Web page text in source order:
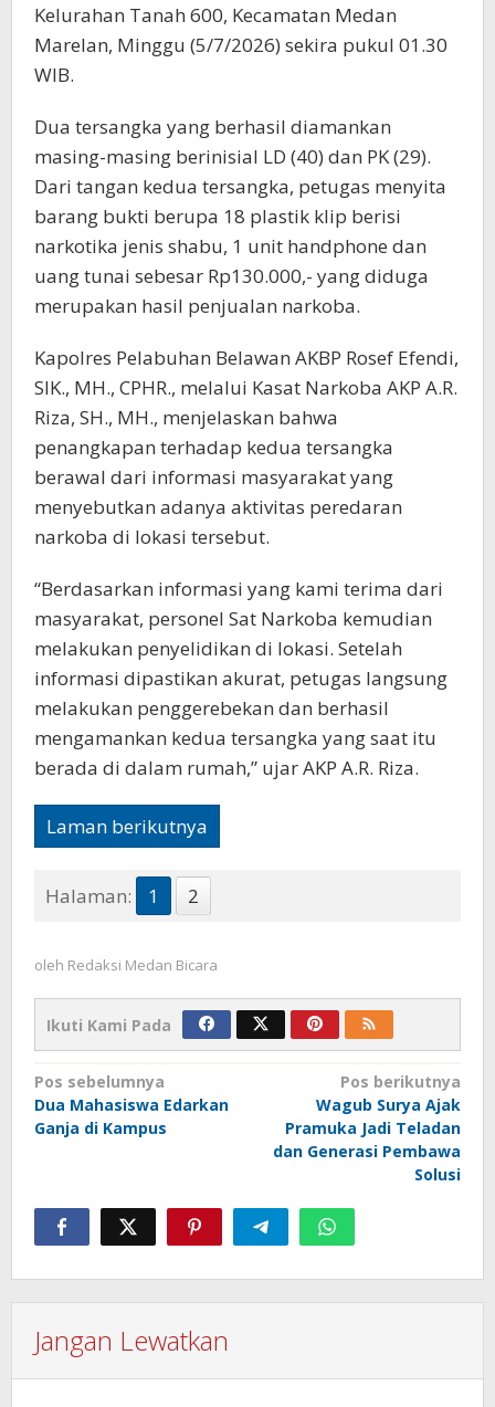
Kelurahan Tanah 600, Kecamatan Medan
Marelan, Minggu (5/7/2026) sekira pukul 01.30
WIB.
Dua tersangka yang berhasil diamankan
masing-masing berinisial LD (40) dan PK (29).
Dari tangan kedua tersangka, petugas menyita
barang bukti berupa 18 plastik klip berisi
narkotika jenis shabu, 1 unit handphone dan
uang tunai sebesar Rp130.000,- yang diduga
merupakan hasil penjualan narkoba.
Kapolres Pelabuhan Belawan AKBP Rosef Efendi,
SIK., MH., CPHR., melalui Kasat Narkoba AKP A.R.
Riza, SH., MH., menjelaskan bahwa
penangkapan terhadap kedua tersangka
berawal dari informasi masyarakat yang
menyebutkan adanya aktivitas peredaran
narkoba di lokasi tersebut.
“Berdasarkan informasi yang kami terima dari
masyarakat, personel Sat Narkoba kemudian
melakukan penyelidikan di lokasi. Setelah
informasi dipastikan akurat, petugas langsung
melakukan penggerebekan dan berhasil
mengamankan kedua tersangka yang saat itu
berada di dalam rumah,” ujar AKP A.R. Riza.
Laman berikutnya
Halaman: 1 2
oleh Redaksi Medan Bicara
Ikuti Kami Pada
Navigasi
pos
Pos sebelumnya
Dua Mahasiswa Edarkan
Ganja di Kampus
Pos berikutnya
Wagub Surya Ajak
Pramuka Jadi Teladan
dan Generasi Pembawa
Solusi
Jangan Lewatkan